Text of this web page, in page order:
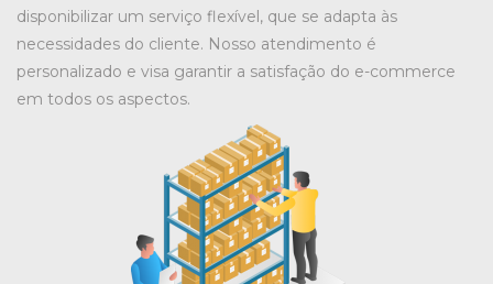
disponibilizar um serviço flexível, que se adapta às
necessidades do cliente. Nosso atendimento é
personalizado e visa garantir a satisfação do e-commerce
em todos os aspectos.